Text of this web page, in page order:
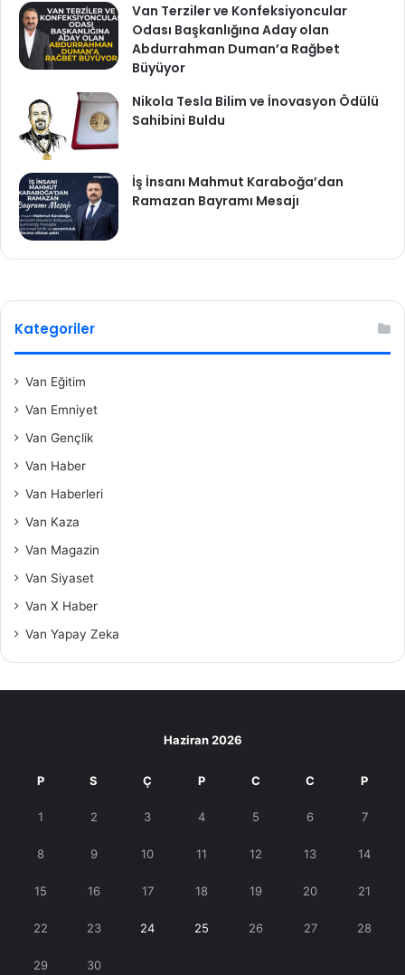
Van Terziler ve Konfeksiyoncular
Odası Başkanlığına Aday olan
Abdurrahman Duman’a Rağbet
Büyüyor
Nikola Tesla Bilim ve İnovasyon Ödülü
Sahibini Buldu
İş İnsanı Mahmut Karaboğa’dan
Ramazan Bayramı Mesajı
Kategoriler
Van Eğitim
Van Emniyet
Van Gençlik
Van Haber
Van Haberleri
Van Kaza
Van Magazin
Van Siyaset
Van X Haber
Van Yapay Zeka
Haziran 2026
P S Ç P C C P
1 2 3 4 5 6 7
8 9 10 11 12 13 14
15 16 17 18 19 20 21
22 23 24 25 26 27 28
29 30